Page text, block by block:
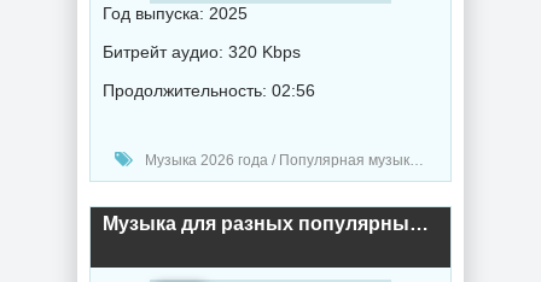
Год выпуска: 2025
Битрейт аудио: 320 Kbps
Продолжительность: 02:56
Музыка 2026 года / Популярная музыка / Музыка в машину / Поп музыка / Танцевальная музыка / Сборник музыка
Музыка для разных популярных mp3 сайтов (Vol.158) (2025) торрент